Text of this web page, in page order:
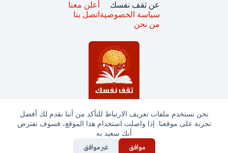
نحن نستخدم ملفات تعريف الارتباط للتأكد من أننا نقدم لك أفضل
تجربة على موقعنا. إذا واصلت استخدام هذا الموقع، فسوف نفترض
أنك سعيد به
موافق غير موافق
جميع الحقوق محفوظة © ثقف نفسك 2025
عن ثقف نفسك
سياسة الخصوصية
من نحن
أعلن معنا
اتصل بنا